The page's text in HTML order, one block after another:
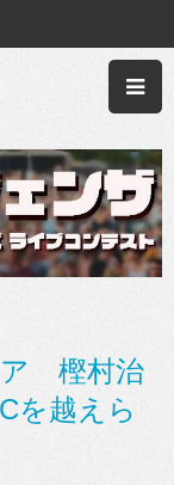
ア 樫村治
を越えら